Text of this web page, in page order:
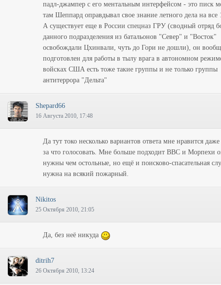
падл-джампер с его ментальным интерфейсом - это писк
там Шеппард оправдывал свое знание летного дела на все
А существует еще в России спецназ ГРУ (сводный отряд
данного подразделения из батальонов "Север" и "Восток"
освобождали Цхинвали, чуть до Гори не дошли), он
подготовлен для работы в тылу врага в автономном
войсках США есть тоже такие группы и не только группы
антитеррора "Дельта"
Shepard66
16 Августа 2010, 17:48
Да тут токо несколько вариантов ответа мне нравится
за что голосовать. Мне больше подходит ВВС и Морпехи
нужны чем остольные, но ещё и поисково-спасательная
нужна на всякий пожарный.
Nikitos
25 Октября 2010, 21:05
Да, без неё никуда
ditrih7
26 Октября 2010, 13:24